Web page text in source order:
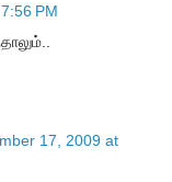
PM
17, 2009 at